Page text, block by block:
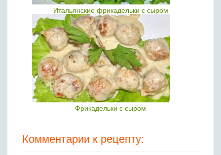
Итальянские фрикадельки с сыром
Фрикадельки с сыром
Комментарии к рецепту: